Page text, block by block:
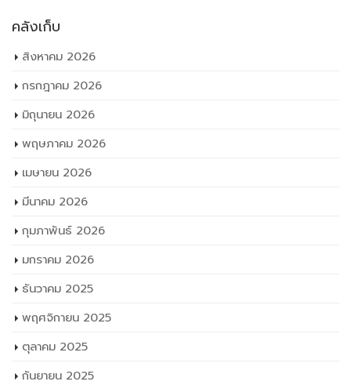
คลังเก็บ
สิงหาคม 2026
กรกฎาคม 2026
มิถุนายน 2026
พฤษภาคม 2026
เมษายน 2026
มีนาคม 2026
กุมภาพันธ์ 2026
มกราคม 2026
ธันวาคม 2025
พฤศจิกายน 2025
ตุลาคม 2025
กันยายน 2025